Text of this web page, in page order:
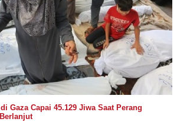
Gaza Capai 45.129 Jiwa Saat Perang